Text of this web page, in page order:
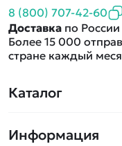
Каталог
Машинки
Информация
8 (800) 707-42-60
Доставка по
Более 15 000
стране каждый